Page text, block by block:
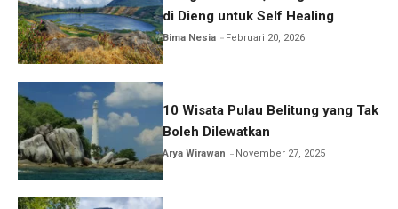
di Dieng untuk Self Healing
Bima Nesia Februari 20, 2026
10 Wisata Pulau Belitung yang Tak
Boleh Dilewatkan
Arya Wirawan November 27, 2025